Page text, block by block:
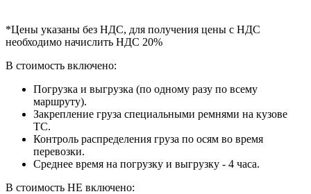
*Цены указаны без НДС, для получения цены с НДС
необходимо начислить НДС 20%
В стоимость включено:
Погрузка и выгрузка (по одному разу по всему
маршруту).
Закрепление груза специальными ремнями на кузове
ТС.
Контроль распределения груза по осям во время
перевозки.
Среднее время на погрузку и выгрузку - 4 часа.
В стоимость НЕ включено: